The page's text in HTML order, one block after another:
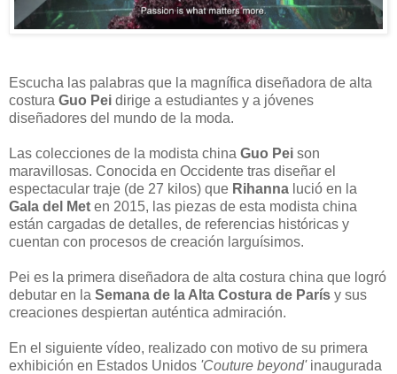
Escucha las palabras que la magnífica diseñadora de alta
costura Guo Pei dirige a estudiantes y a jóvenes
diseñadores del mundo de la moda.
Las colecciones de la modista china Guo Pei son
maravillosas. Conocida en Occidente tras diseñar el
espectacular traje (de 27 kilos) que Rihanna lució en la
Gala del Met en 2015, las piezas de esta modista china
están cargadas de detalles, de referencias históricas y
cuentan con procesos de creación larguísimos.
Pei es la primera diseñadora de alta costura china que logró
debutar en la Semana de la Alta Costura de París y sus
creaciones despiertan auténtica admiración.
En el siguiente vídeo, realizado con motivo de su primera
exhibición en Estados Unidos 'Couture beyond'inaugurada